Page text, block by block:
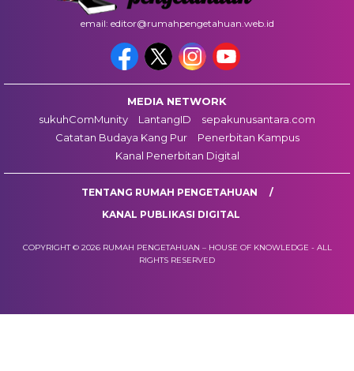
email: editor@rumahpengetahuan.web.id
MEDIA NETWORK
sukuhComMunity
LantangID
sepakunusantara.com
Catatan Budaya Kang Pur
Penerbitan Kampus
Kanal Penerbitan Digital
TENTANG RUMAH PENGETAHUAN
KANAL PUBLIKASI DIGITAL
COPYRIGHT © 2026 RUMAH PENGETAHUAN – HOUSE OF KNOWLEDGE - ALL
RIGHTS RESERVED